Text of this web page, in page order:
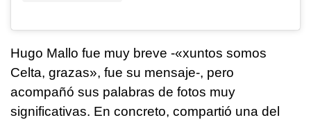
Hugo Mallo fue muy breve -«xuntos somos
Celta, grazas», fue su mensaje-, pero
acompañó sus palabras de fotos muy
significativas. En concreto, compartió una del